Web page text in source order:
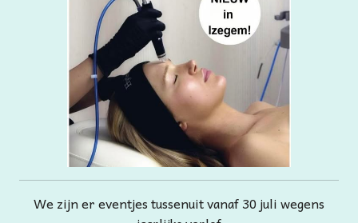
We zijn er eventjes tussenuit vanaf 30 juli wegens